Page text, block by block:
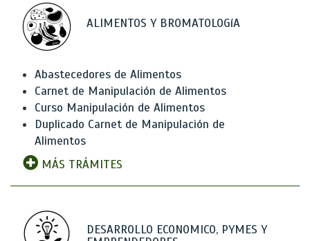
ALIMENTOS Y BROMATOLOGíA
Abastecedores de Alimentos
Carnet de Manipulación de Alimentos
Curso Manipulación de Alimentos
Duplicado Carnet de Manipulación de
Alimentos
MÁS TRÁMITES
DESARROLLO ECONOMICO, PYMES Y